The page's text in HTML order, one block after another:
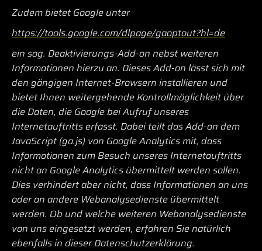
Zudem bietet Google unter
https://tools.google.com/dlpage/gaoptout?hl=de
ein sog. Deaktivierungs-Add-on nebst weiteren
Informationen hierzu an. Dieses Add-on lässt sich mit
den gängigen Internet-Browsern installieren und
bietet Ihnen weitergehende Kontrollmöglichkeit über
die Daten, die Google bei Aufruf unseres
Internetauftritts erfasst. Dabei teilt das Add-on dem
JavaScript (ga.js) von Google Analytics mit, dass
Informationen zum Besuch unseres Internetauftritts
nicht an Google Analytics übermittelt werden sollen.
Dies verhindert aber nicht, dass Informationen an uns
oder an andere Webanalysedienste übermittelt
werden. Ob und welche weiteren Webanalysedienste
von uns eingesetzt werden, erfahren Sie natürlich
ebenfalls in dieser Datenschutzerklärung.